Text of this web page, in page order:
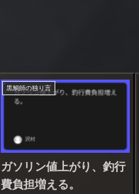
黒鯛師の独り言
ガソリン値上がり、釣行
費負担増える。